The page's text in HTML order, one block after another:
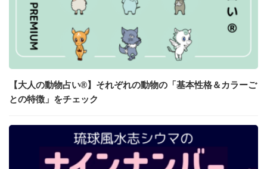
【大人の動物占い®】それぞれの動物の「基本性格＆カラーご
との特徴」をチェック